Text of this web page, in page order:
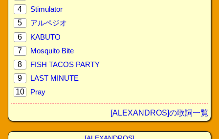
4
Stimulator
5
アルペジオ
6
KABUTO
7
Mosquito Bite
8
FISH TACOS PARTY
9
LAST MINUTE
10
Pray
[ALEXANDROS]の歌詞一覧